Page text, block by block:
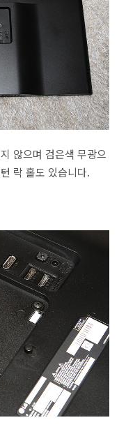
않으며 검은색 무광으
락 홀도 있습니다.